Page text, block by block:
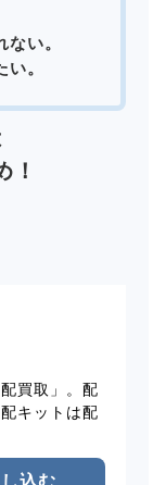
い。
。
！
買取」。配
キットは配
込む